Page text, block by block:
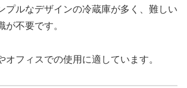
プルなデザインの冷蔵庫が多く、難しい
が不要です。
オフィスでの使用に適しています。